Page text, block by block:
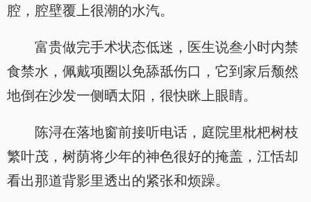
腔，腔壁覆上很潮的水汽。
富贵做完手术状态低迷，医生说叁小时内禁
食禁水，佩戴项圈以免舔舐伤口，它到家后颓然
地倒在沙发一侧晒太阳，很快眯上眼睛。
陈浔在落地窗前接听电话，庭院里枇杷树枝
繁叶茂，树荫将少年的神色很好的掩盖，江恬却
看出那道背影里透出的紧张和烦躁。